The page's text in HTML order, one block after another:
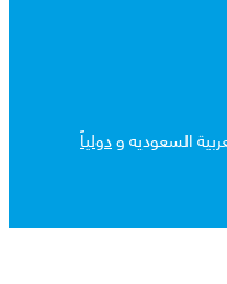
السعوديه ودولياً